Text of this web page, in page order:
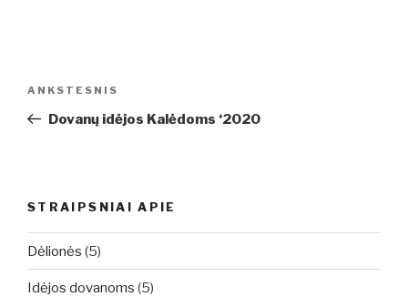
įrašų
Ankstesnis
įrašas
ANKSTESNIS
Dovanų idėjos Kalėdoms ‘2020
STRAIPSNIAI APIE
Dėlionės (5)
Idėjos dovanoms (5)